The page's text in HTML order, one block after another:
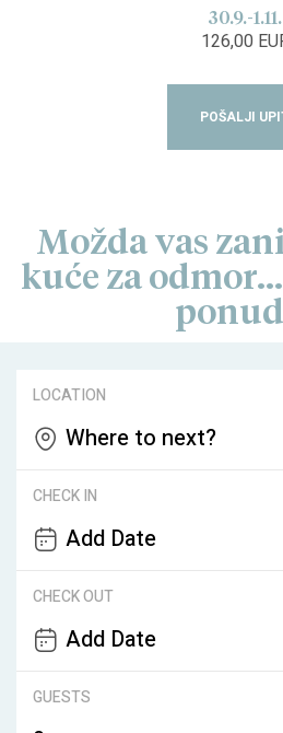
30.9.-1.11.
126,00
POŠALJI
Možda vas
kuće za
LOCATION
Where to next?
CHECK IN
CHECK OUT
GUESTS